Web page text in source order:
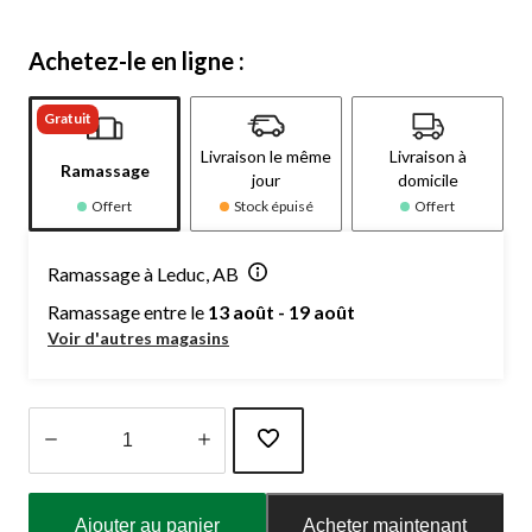
Achetez-le en ligne :
Gratuit
Ramassage
Offert
Livraison le même
jour
Stock épuisé
Livraison à
domicile
Offert
Ramassage à Leduc, AB
Ramassage entre le 13 août - 19 août
Voir d'autres magasins
Ajouter au panier Acheter maintenant